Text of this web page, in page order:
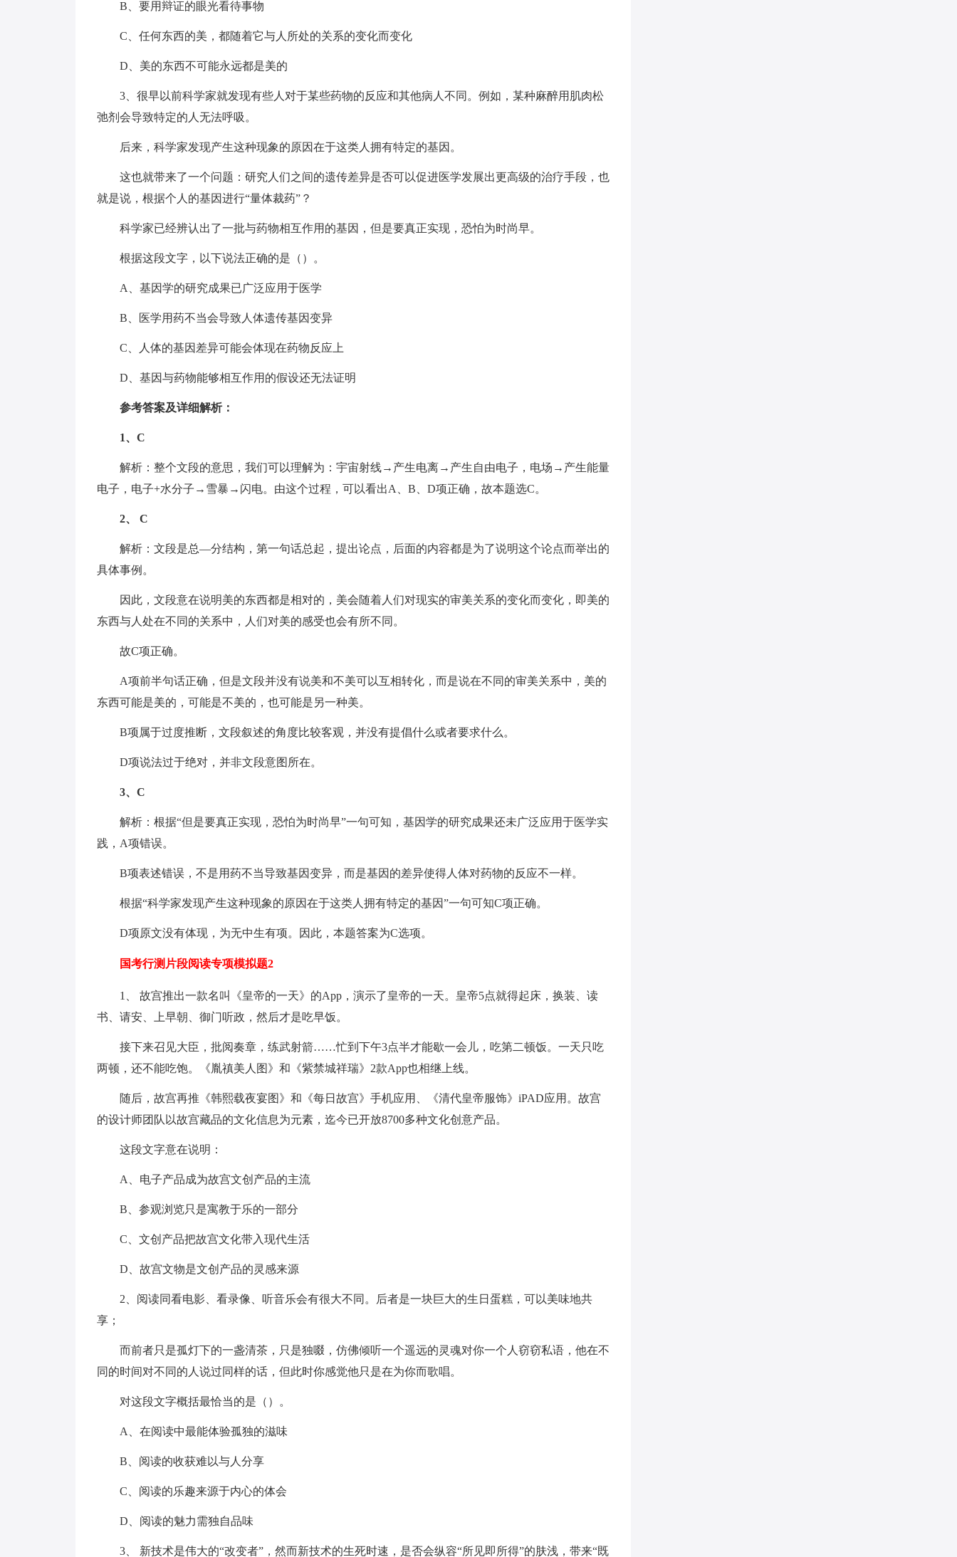
B、要用辩证的眼光看待事物
C、任何东西的美，都随着它与人所处的关系的变化而变化
D、美的东西不可能永远都是美的
3、很早以前科学家就发现有些人对于某些药物的反应和其他病人不同。例如，某种麻醉用肌肉松
弛剂会导致特定的人无法呼吸。
后来，科学家发现产生这种现象的原因在于这类人拥有特定的基因。
这也就带来了一个问题：研究人们之间的遗传差异是否可以促进医学发展出更高级的治疗手段，也
就是说，根据个人的基因进行“量体裁药”？
科学家已经辨认出了一批与药物相互作用的基因，但是要真正实现，恐怕为时尚早。
根据这段文字，以下说法正确的是（）。
A、基因学的研究成果已广泛应用于医学
B、医学用药不当会导致人体遗传基因变异
C、人体的基因差异可能会体现在药物反应上
D、基因与药物能够相互作用的假设还无法证明
参考答案及详细解析：
1、C
解析：整个文段的意思，我们可以理解为：宇宙射线→产生电离→产生自由电子，电场→产生能量
电子，电子+水分子→雪暴→闪电。由这个过程，可以看出A、B、D项正确，故本题选C。
2、 C
解析：文段是总—分结构，第一句话总起，提出论点，后面的内容都是为了说明这个论点而举出的
具体事例。
因此，文段意在说明美的东西都是相对的，美会随着人们对现实的审美关系的变化而变化，即美的
东西与人处在不同的关系中，人们对美的感受也会有所不同。
故C项正确。
A项前半句话正确，但是文段并没有说美和不美可以互相转化，而是说在不同的审美关系中，美的
东西可能是美的，可能是不美的，也可能是另一种美。
B项属于过度推断，文段叙述的角度比较客观，并没有提倡什么或者要求什么。
D项说法过于绝对，并非文段意图所在。
3、C
解析：根据“但是要真正实现，恐怕为时尚早”一句可知，基因学的研究成果还未广泛应用于医学实
践，A项错误。
B项表述错误，不是用药不当导致基因变异，而是基因的差异使得人体对药物的反应不一样。
根据“科学家发现产生这种现象的原因在于这类人拥有特定的基因”一句可知C项正确。
D项原文没有体现，为无中生有项。因此，本题答案为C选项。
国考行测片段阅读专项模拟题2
1、 故宫推出一款名叫《皇帝的一天》的App，演示了皇帝的一天。皇帝5点就得起床，换装、读
书、请安、上早朝、御门听政，然后才是吃早饭。
接下来召见大臣，批阅奏章，练武射箭……忙到下午3点半才能歇一会儿，吃第二顿饭。一天只吃
两顿，还不能吃饱。《胤禛美人图》和《紫禁城祥瑞》2款App也相继上线。
随后，故宫再推《韩熙载夜宴图》和《每日故宫》手机应用、《清代皇帝服饰》iPAD应用。故宫
的设计师团队以故宫藏品的文化信息为元素，迄今已开放8700多种文化创意产品。
这段文字意在说明：
A、电子产品成为故宫文创产品的主流
B、参观浏览只是寓教于乐的一部分
C、文创产品把故宫文化带入现代生活
D、故宫文物是文创产品的灵感来源
2、阅读同看电影、看录像、听音乐会有很大不同。后者是一块巨大的生日蛋糕，可以美味地共
享；
而前者只是孤灯下的一盏清茶，只是独啜，仿佛倾听一个遥远的灵魂对你一个人窃窃私语，他在不
同的时间对不同的人说过同样的话，但此时你感觉他只是在为你而歌唱。
对这段文字概括最恰当的是（）。
A、在阅读中最能体验孤独的滋味
B、阅读的收获难以与人分享
C、阅读的乐趣来源于内心的体会
D、阅读的魅力需独自品味
3、 新技术是伟大的“改变者”，然而新技术的生死时速，是否会纵容“所见即所得”的肤浅，带来“既